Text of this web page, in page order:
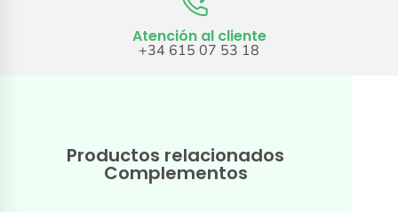
Atención al cliente
+34 615 07 53 18
Productos relacionados
Complementos